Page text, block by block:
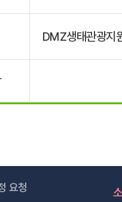
DMZ생태관광지
요청